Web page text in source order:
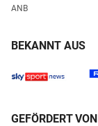
ANB
BEKANNT AUS
GEFÖRDERT VON